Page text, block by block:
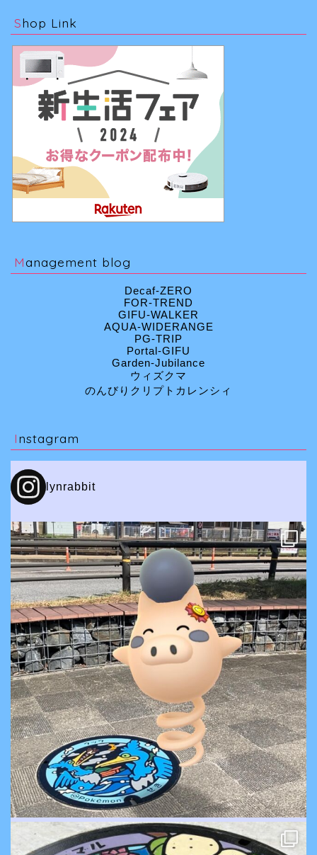
Shop Link
Management blog
Decaf-ZERO
FOR-TREND
GIFU-WALKER
AQUA-WIDERANGE
PG-TRIP
Portal-GIFU
Garden-Jubilance
ウィズクマ
のんびりクリプトカレンシィ
Instagram
lynrabbit